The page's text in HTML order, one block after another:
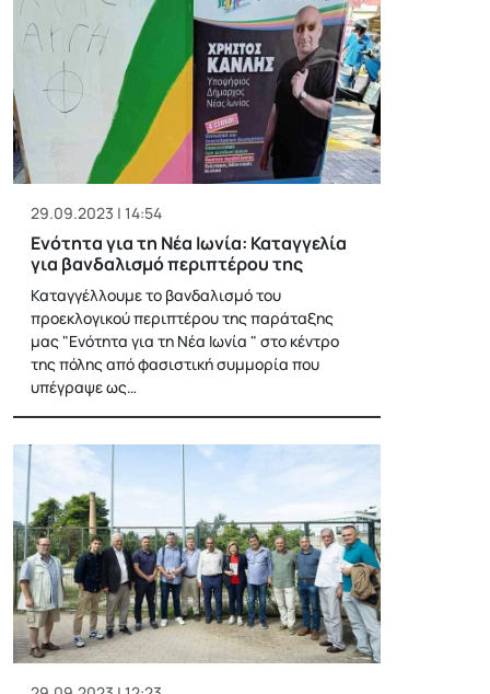
29.09.2023 | 14:54
Ενότητα για τη Νέα Ιωνία: Καταγγελία
για βανδαλισμό περιπτέρου της
Καταγγέλλουμε το βανδαλισμό του
προεκλογικού περιπτέρου της παράταξης
μας "Ενότητα για τη Νέα Ιωνία " στο κέντρο
της πόλης από φασιστική συμμορία που
υπέγραψε ως…